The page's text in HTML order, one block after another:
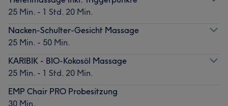
25 Min. - 1 Std. 20 Min.
Nacken-Schulter-Gesicht Massage
25 Min. - 50 Min.
KARIBIK - BIO-Kokosöl Massage
25 Min. - 1 Std. 20 Min.
EMP Chair PRO Probesitzung
30 Min.